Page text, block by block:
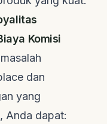
Komisi
dan
yang
Anda dapat: